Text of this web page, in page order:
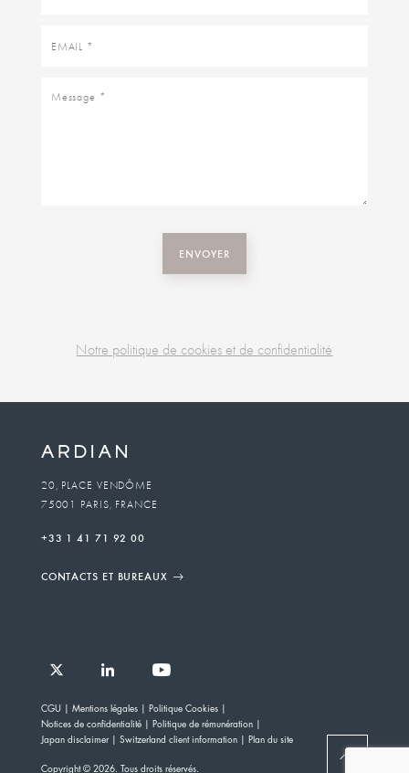
Email
Message
ENVOYER
Notre politique de cookies et de confidentialité
unit
To
email
20, PLACE VENDÔME
75001 PARIS, FRANCE
+33 1 41 71 92 00
Ardian
on
Ardian
on
Ardian
on
on
Jobs
CONTACTS ET BUREAUX
Copyright © 2026. Tous droits réservés.
CGU Mentions légales
Politique Cookies
Notices de confidentialité
Politique de rémunération
Japan disclaimer
Switzerland client information Plan du site